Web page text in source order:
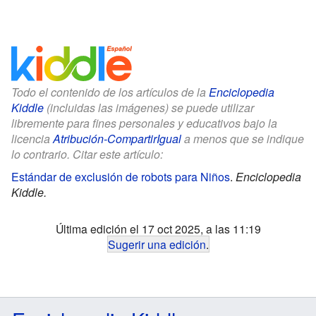
Todo el contenido de los artículos de la Enciclopedia
Kiddle (incluidas las imágenes) se puede utilizar
libremente para fines personales y educativos bajo la
licenciaAtribución-CompartirIguala menos que se indique
lo contrario. Citar este artículo:
Estándar de exclusión de robots para Niños. Enciclopedia
Kiddle.
Última edición el 17 oct 2025, a las 11:19
Sugerir una edición.